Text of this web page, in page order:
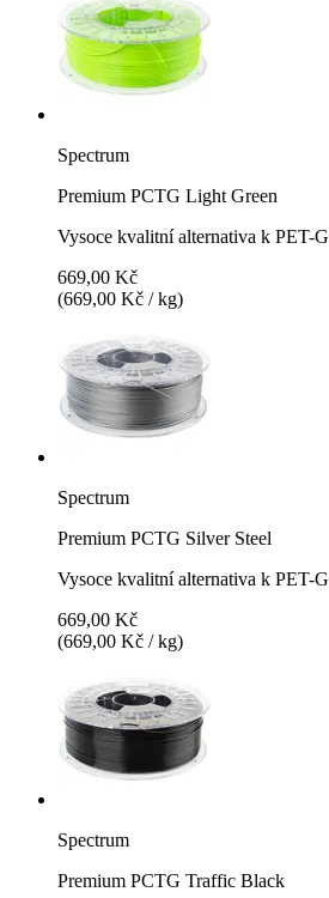
Spectrum
Premium PCTG Light Green
Vysoce kvalitní alternativa k PET-G
669,00 Kč
(669,00 Kč / kg)
Spectrum
Premium PCTG Silver Steel
Vysoce kvalitní alternativa k PET-G
669,00 Kč
(669,00 Kč / kg)
Spectrum
Premium PCTG Traffic Black